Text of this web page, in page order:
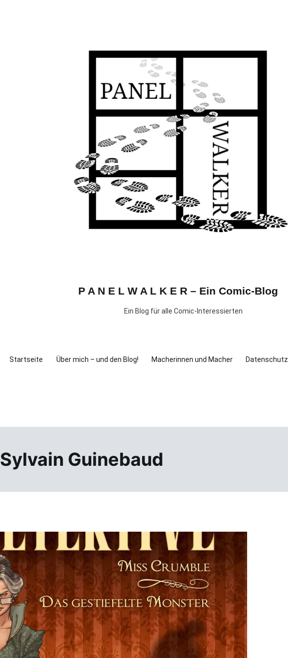
P A N E L W A L K E R – Ein Comic-Blog
Ein Blog für alle Comic-Interessierten
Startseite Über mich – und den Blog! Macherinnen und Macher Datenschutz
Sylvain Guinebaud